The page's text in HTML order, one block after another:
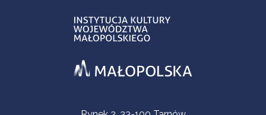
Informacje kontaktowe